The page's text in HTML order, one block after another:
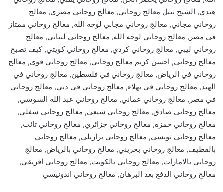
هندي, الشيخ نبيل معالج روحاني, معالج روحاني مصري, معالج
روحاني مجاني, معالج روحاني مجاني لوجه الله, معالج روحاني ممتاز
في مصر, معالج روحاني لوجه الله, معالج روحاني لبناني, معالج
روحاني ليبي, معالج روحاني كردي, معالج روحاني كويتي, كيف تصبح
معالج روحاني, احسن كريم معالج روحاني, معالج روحاني قوي, معالج
روحاني في الرياض, معالج روحاني في فلسطين, معالج روحاني في
الهند, معالج روحاني في بهلاء, معالج روحاني في دبي, معالج روحاني
في مصر, معالج روحاني عماني, معالج روحاني عبد الله السوسي,
معالج روحاني صادق, معالج روحاني شيعي, معالج روحاني سفلي,
معالج روحاني حمزة, معالج روحاني جزائري, معالج روحاني تائب,
معالج روحاني تونسي, معالج روحاني برازيلي, معالج روحاني
بالقطيف, معالج روحاني بحريني, معالج روحاني بالرياض, معالج
روحاني بالامارات, معالج روحاني بالكويت, معالج روحاني افريقي,
معالج روحاني الدفع بعد البرهان, معالج روحاني اندونيسي